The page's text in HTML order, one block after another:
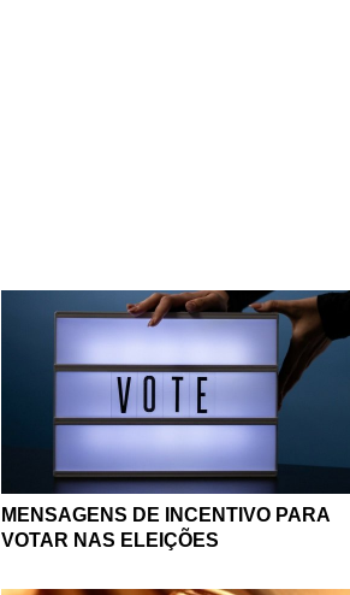
MENSAGENS DE INCENTIVO PARA
VOTAR NAS ELEIÇÕES